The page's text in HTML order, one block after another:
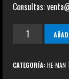
Consultas:
Battle
Revelation
cantidad
CATEGORÍA: HE-MAN